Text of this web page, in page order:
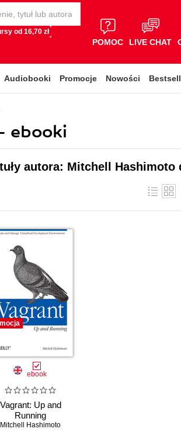
od 16,70 zł
POMOC LIVE CHAT
Audiobooki Promocje Nowości
ebooki
autora: Mitchell
ebook
Vagrant: Up and
Running
Mitchell Hashimoto